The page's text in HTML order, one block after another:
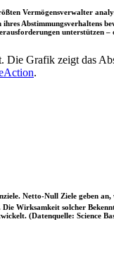
Vermögensverwalter
Abstimmungsverhaltens
unterstützen
Grafik zeigt das
.
Netto-Null Ziele geben
Wirksamkeit solcher
(Datenquelle: Science